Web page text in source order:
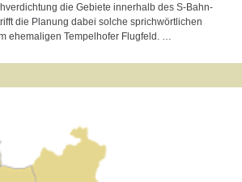
die Gebiete innerhalb des S-Bahn-
die Planung dabei solche sprichwörtlichen
ehemaligen Tempelhofer Flugfeld. …